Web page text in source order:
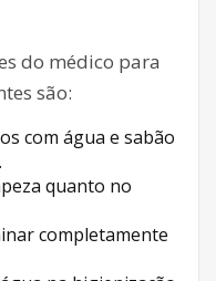
do médico para
são:
com água e sabão
quanto no
completamente